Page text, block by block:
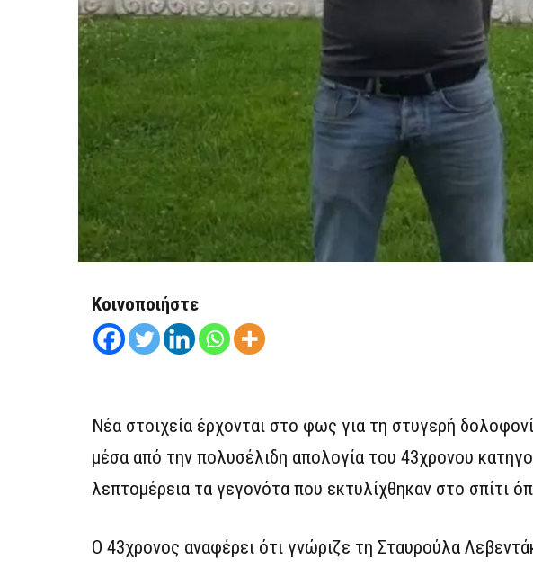
Κοινοποιήστε
Νέα στοιχεία έρχονται στο φως για τη στυγερή
μέσα από την πολυσέλιδη απολογία του 43χρονου
λεπτομέρεια τα γεγονότα που εκτυλίχθηκαν στο σπίτι
Ο 43χρονος αναφέρει ότι γνώριζε τη Σταυρούλα